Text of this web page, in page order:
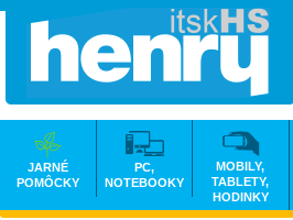
JARNÉ
POMÔCKY
PC,
NOTEBOOKY
MOBILY,
TABLETY,
HODINKY